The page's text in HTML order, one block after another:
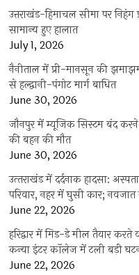
उत्तराखंड-हिमाचल सीमा पर
सामान्य हुए हालात
July 1, 2026
नैनीताल में प्री-मानसून की
से हल्द्वानी-पंगोट मार्ग बाधित
June 30, 2026
जौनपुर में म्यूजिक सिस्टम बंद
की बहन की मौत
June 30, 2026
उत्‍तराखंड में दर्दनाक हादसा:
परिवार, नहर में घुसी कार;
June 22, 2026
हरिद्वार में मिड-डे मील तैयार
कन्या इंटर कॉलेज में टली बड़ी
June 22, 2026